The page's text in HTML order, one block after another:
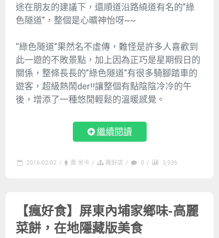
途在朋友的建議下，還順道沿路繞道有名的”綠
色隧道”，整個是心曠神怡呀~~
“綠色隧道”果然名不虛傳，難怪是許多人喜歡到
此一遊的不敗景點，加上因為正巧是星期假日的
關係，整條長長的”綠色隧道”有很多騎腳踏車的
遊客，超級熱鬧der!!讓整個有點陰陰冷冷的午
後，增添了一種悠閒輕鬆的溫暖感覺。
繼續閱讀
2016-02-02 / 黃 米卡 / 瘋好店 / 0 / 3,936
【瘋好食】屏東內埔家鄉味-高麗
菜餅，在地隱藏版美食